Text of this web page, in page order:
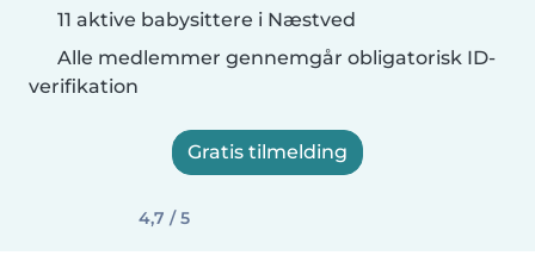
11 aktive babysittere i Næstved
Alle medlemmer gennemgår obligatorisk ID-
verifikation
Gratis tilmelding
4,7 / 5